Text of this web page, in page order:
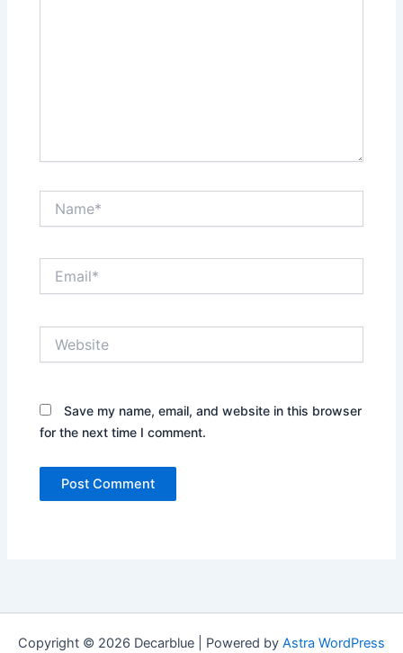
Save my name, email, and website in this browser
for the next time I comment.
Copyright © 2026 Decarblue | Powered by Astra WordPress